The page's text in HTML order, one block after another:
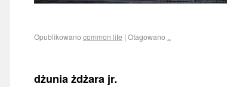
Opublikowano common life | Otagowano ..
dżunia żdżara jr.